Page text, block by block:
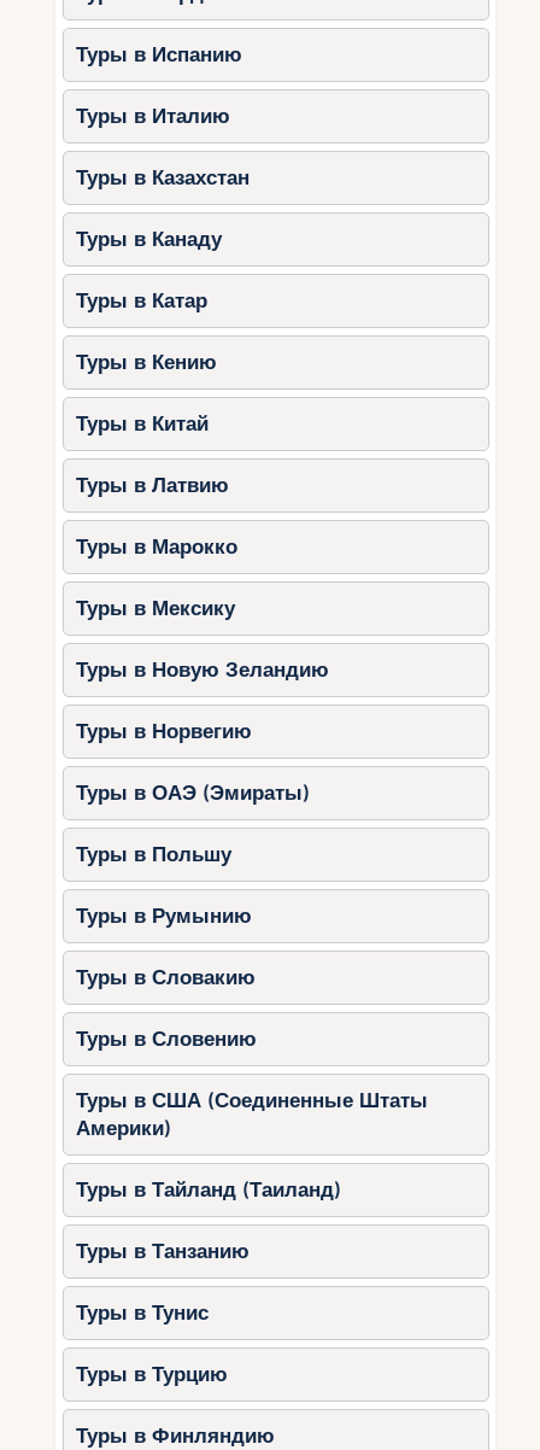
Туры в Испанию
Туры в Италию
Туры в Казахстан
Туры в Канаду
Туры в Катар
Туры в Кению
Туры в Китай
Туры в Латвию
Туры в Марокко
Туры в Мексику
Туры в Новую Зеландию
Туры в Норвегию
Туры в ОАЭ (Эмираты)
Туры в Польшу
Туры в Румынию
Туры в Словакию
Туры в Словению
Туры в США (Соединенные Штаты
Америки)
Туры в Тайланд (Таиланд)
Туры в Танзанию
Туры в Тунис
Туры в Турцию
Туры в Финляндию